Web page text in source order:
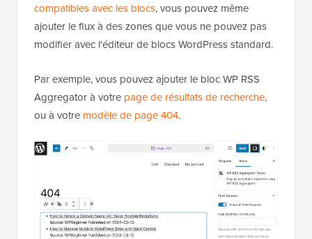
compatibles avec les blocs, vous pouvez même
ajouter le flux à des zones que vous ne pouvez pas
modifier avec l'éditeur de blocs WordPress standard.
Par exemple, vous pouvez ajouter le bloc WP RSS
Aggregator à votre page de résultats de recherche,
ou à votre modèle de page 404.